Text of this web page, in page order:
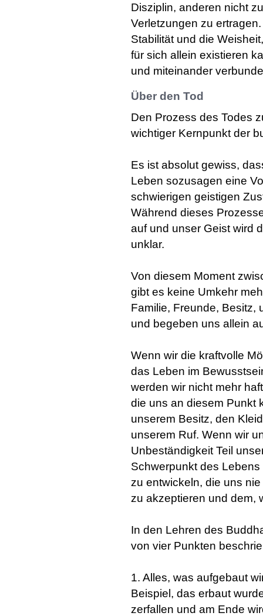
Disziplin, anderen nicht
Verletzungen zu
Stabilität und die
für sich allein existieren
und miteinander
Über den Tod
Den Prozess des Todes
wichtiger Kernpunkt der
Es ist absolut gewiss,
Leben sozusagen eine
schwierigen geistigen
Während dieses
auf und unser Geist wird
unklar.
Von diesem Moment
gibt es keine Umkehr
Familie, Freunde, Besitz,
und begeben uns allein
Wenn wir die kraftvolle
das Leben im
werden wir nicht mehr
die uns an diesem Punkt
unserem Besitz, den
unserem Ruf. Wenn wir
Unbeständigkeit Teil
Schwerpunkt des
zu entwickeln, die uns
zu akzeptieren und dem,
In den Lehren des
von vier Punkten
1. Alles, was aufgebaut
Beispiel, das erbaut
zerfallen und am Ende